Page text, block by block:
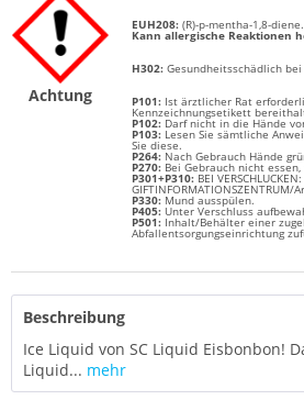
Achtung
EUH208: (R)-p-mentha-1,8-diene.
Kann allergische Reaktionen
H302: Gesundheitsschädlich bei
P101: Ist ärztlicher Rat
Kennzeichnungsetikett
P102: Darf nicht in die Hände
P103: Lesen Sie sämtliche
Sie diese.
P264: Nach Gebrauch Hände
P270: Bei Gebrauch nicht
P301+P310: BEI
GIFTINFORMATIONSZENTRUM/
P330: Mund ausspülen.
P405: Unter Verschluss
P501: Inhalt/Behälter einer
Abfallentsorgungseinrichtung
Beschreibung
Ice Liquid von SC Liquid Eisbonbon!
Liquid... mehr